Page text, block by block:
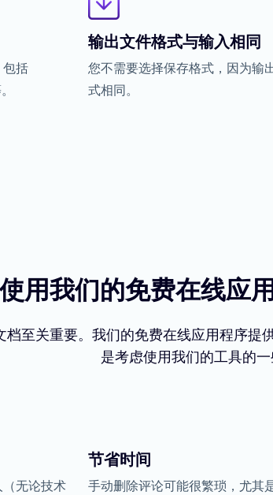
包括
输出文件格式与输入相同
您不需要选择保存格式，因为输
式相同。
用我们的免费在线应
至关重要。我们的免费在线应用程序
是考虑使用我们的工具的一
无论技术
节省时间
手动删除评论可能很繁琐，尤其